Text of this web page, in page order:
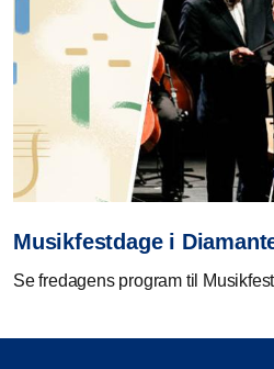
Musikfestdage i
Se fredagens program til